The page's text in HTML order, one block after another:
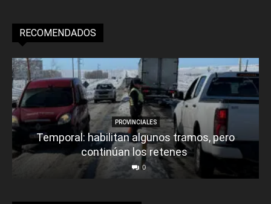
RECOMENDADOS
PROVINCIALES
Temporal: habilitan algunos tramos, pero
continúan los retenes
0